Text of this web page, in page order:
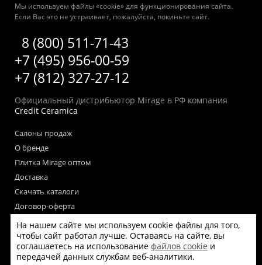
Мы используем файлы «cookie» для функционирования сайта.
Если Вас это не устраивает, пожалуйста, покиньте сайт.
8 (800) 511-71-43
+7 (495) 956-00-59
+7 (812) 327-27-12
Официальный дистрибьютор Mirage в РФ компания
Credit Ceramica
Салоны продаж
О бренде
Плитка Mirage оптом
Доставка
Скачать каталоги
Договор-оферта
Пользовательское соглашение
Согласие на обработку персональных данных
Согласие на получение рекламных материалов
На нашем сайте мы используем cookie файлы для того,
чтобы сайт работал лучше. Оставаясь на сайте, вы
соглашаетесь на использование файлов cookie и
передачей данных службам веб-аналитики.